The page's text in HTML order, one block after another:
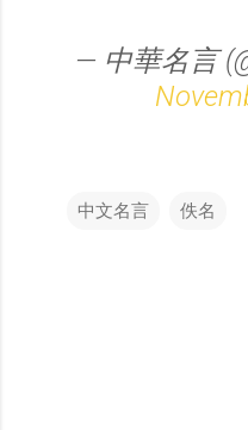
— 中華名言
中文名言 佚名